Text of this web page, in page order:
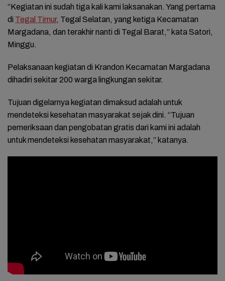
“Kegiatan ini sudah tiga kali kami laksanakan. Yang pertama
di Tegal Timur, Tegal Selatan, yang ketiga Kecamatan
Margadana, dan terakhir nanti di Tegal Barat,” kata Satori,
Minggu.
Pelaksanaan kegiatan di Krandon Kecamatan Margadana
dihadiri sekitar 200 warga lingkungan sekitar.
Tujuan digelarnya kegiatan dimaksud adalah untuk
mendeteksi kesehatan masyarakat sejak dini. “Tujuan
pemeriksaan dan pengobatan gratis dari kami ini adalah
untuk mendeteksi kesehatan masyarakat,” katanya.